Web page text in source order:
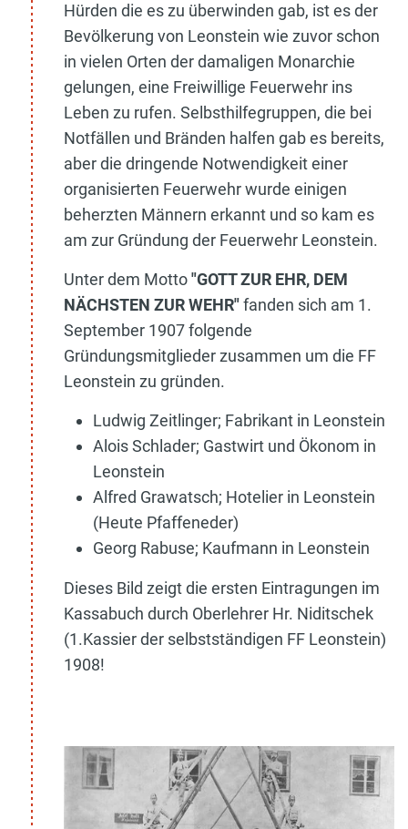
Hürden die es zu überwinden gab, ist es der
Bevölkerung von Leonstein wie zuvor schon
in vielen Orten der damaligen Monarchie
gelungen, eine Freiwillige Feuerwehr ins
Leben zu rufen. Selbsthilfegruppen, die bei
Notfällen und Bränden halfen gab es bereits,
aber die dringende Notwendigkeit einer
organisierten Feuerwehr wurde einigen
beherzten Männern erkannt und so kam es
am zur Gründung der Feuerwehr Leonstein.
Unter dem Motto"GOTT ZUR EHR, DEM
NÄCHSTEN ZUR WEHR"fanden sich am 1.
September 1907 folgende
Gründungsmitglieder zusammen um die FF
Leonstein zu gründen.
Ludwig Zeitlinger; Fabrikant in Leonstein
Alois Schlader; Gastwirt und Ökonom in
Leonstein
Alfred Grawatsch; Hotelier in Leonstein
(Heute Pfaffeneder)
Georg Rabuse; Kaufmann in Leonstein
Dieses Bild zeigt die ersten Eintragungen im
Kassabuch durch Oberlehrer Hr. Niditschek
(1.Kassier der selbstständigen FF Leonstein)
1908!